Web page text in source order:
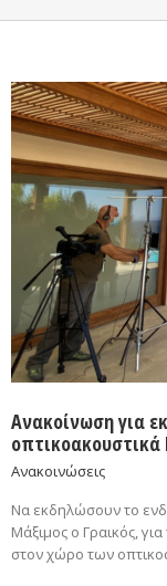
Ανακοίνωση για
Ανακοινώσεις
Να εκδηλώσουν το
Μάξιμος ο Γραικός,
στον χώρο των